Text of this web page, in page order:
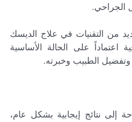
الجراحي.
من التقنيات في علاج الديسك
اعتماداً على الحالة الأساسية
الطبيب وخبرته.
إلى نتائج إيجابية بشكل عام،